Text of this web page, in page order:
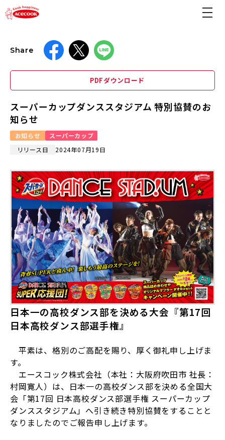
Share
PDFダウンロード
スーパーカップダンススタジアム 特別協賛のお
知らせ
お知らせ
スーパーカップ
リリース日
2024年07月19日
日本一の高校ダンス部を決める大会『第17回
日本高校ダンス部選手権』
平素は、格別のご高配を賜り、厚く御礼申し上げま
す。
エースコック株式会社（本社：大阪府吹田市 社長：
村岡寛人）は、日本一の高校ダンス部を決める全国大
会「第17回 日本高校ダンス部選手権 スーパーカップ
ダンススタジアム」へ引き続き特別協賛をすることと
なりましたのでご報告申し上げます。